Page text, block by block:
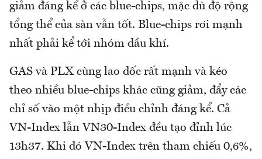
giảm đáng kể ở các blue-chips, mặc dù độ rộng
tổng thể của sàn vẫn tốt. Blue-chips rơi mạnh
nhất phải kể tới nhóm dầu khí.
GAS và PLX cùng lao dốc rất mạnh và kéo
theo nhiều blue-chips khác cũng giảm, đẩy các
chỉ số vào một nhịp điều chỉnh đáng kể. Cả
VN-Index lẫn VN30-Index đều tạo đỉnh lúc
13h37. Khi đó VN-Index trên tham chiếu 0,6%,